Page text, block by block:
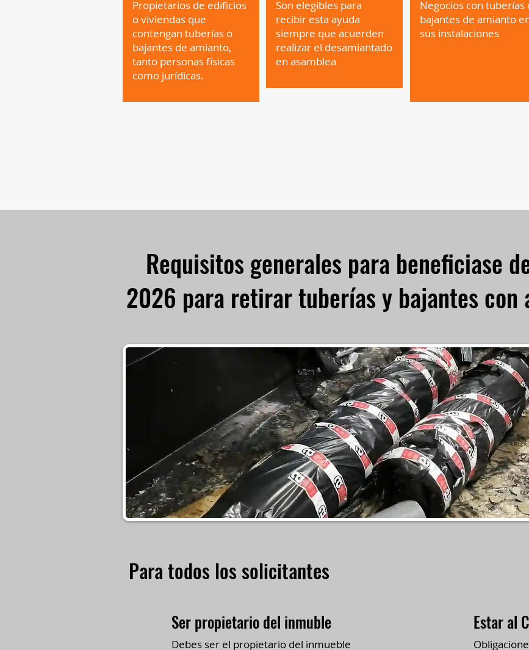
Propietarios de edificios
o viviendas que
contengan tuberías o
bajantes de amianto,
tanto personas físicas
como jurídicas.
Son elegibles para
recibir esta ayuda
siempre que acuerden
realizar el desamiantado
en asamblea
Negocios con tuberías
bajantes de amianto
sus instalaciones
Requisitos generales para beneficiase
2026 para retirar tuberías y bajantes con
Para todos los solicitantes
Ser propietario del inmuble
Debes ser el propietario del inmueble
Estar al